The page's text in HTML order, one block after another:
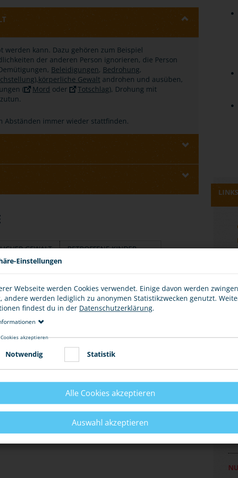
werden kann. Dazu gehören zum Beispiel
der anderen Person ignorieren, die Person
Beleidigungen, Bedrohung,
körperliche Gewalt androhen und ausüben,
( Mord oder Totschlag), Drohung mit
Abständen immer wieder stattfinden.
GEWALT BETROFFENE KINDER
unabhängig von Alter, Bildung,
religiöser Zugehörigkeit.
Verwandte können Opfer von häuslicher Gewalt
denn meistens ist der Täter oder die Täterin ein
aus Angst vor weiteren Verletzungen.
Opfer und Täter erschweren den Schritt zur
LINKS
Einstellungen
Webseite werden Cookies verwendet. Einige davon werden
andere werden lediglich zu anonymen Statistikzwecken genutzt.
findest du in der Datenschutzerklärung.
akzeptieren
Notwendig Statistik
Alle Cookies akzeptieren
Auswahl akzeptieren